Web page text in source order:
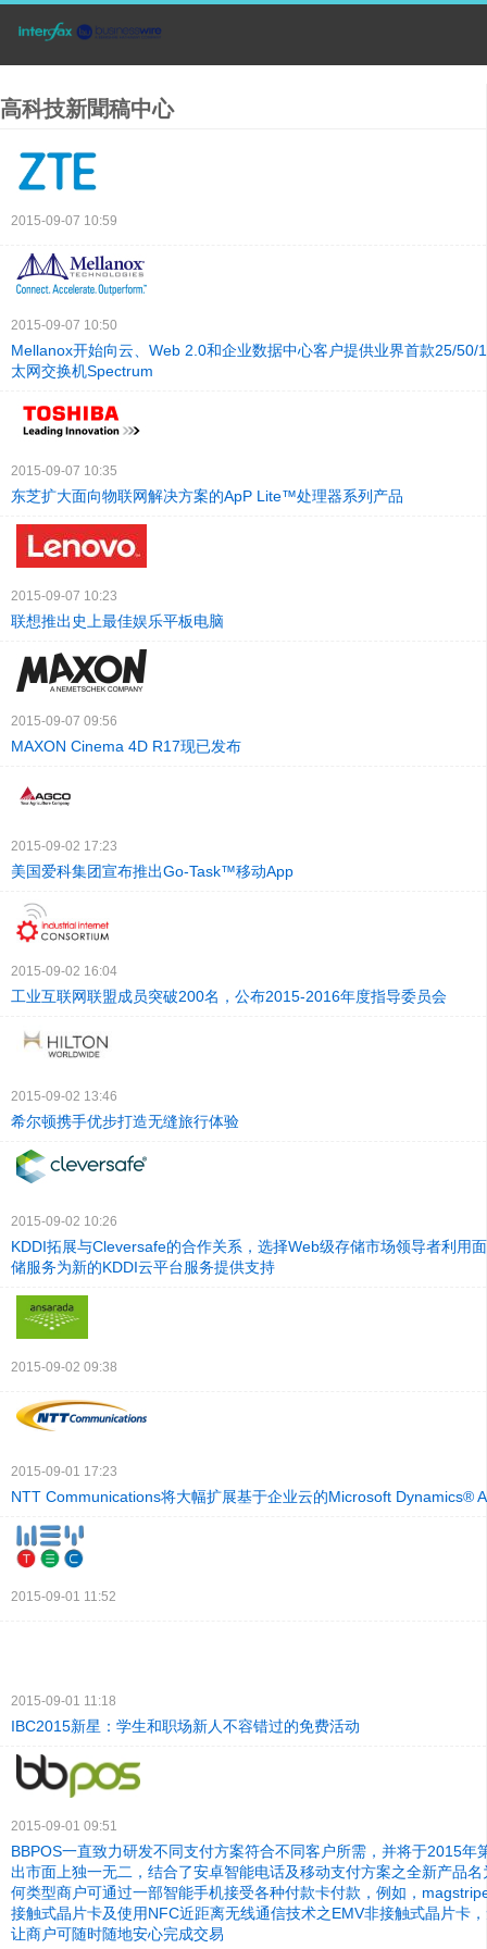
高科技新聞稿中心
2015-09-07 10:59
2015-09-07 10:50
Mellanox开始向云、Web 2.0和企业数据中心客户提供业界首款25/50/
太网交换机Spectrum
2015-09-07 10:35
东芝扩大面向物联网解决方案的ApP Lite™处理器系列产品
2015-09-07 10:23
联想推出史上最佳娱乐平板电脑
2015-09-07 09:56
MAXON Cinema 4D R17现已发布
2015-09-02 17:23
美国爱科集团宣布推出Go-Task™移动App
2015-09-02 16:04
工业互联网联盟成员突破200名，公布2015-2016年度指导委员会
2015-09-02 13:46
希尔顿携手优步打造无缝旅行体验
2015-09-02 10:26
KDDI拓展与Cleversafe的合作关系，选择Web级存储市场领导者利用
储服务为新的KDDI云平台服务提供支持
2015-09-02 09:38
2015-09-01 17:23
NTT Communications将大幅扩展基于企业云的Microsoft Dynamics®
2015-09-01 11:52
2015-09-01 11:18
IBC2015新星：学生和职场新人不容错过的免费活动
2015-09-01 09:51
BBPOS一直致力研发不同支付方案符合不同客户所需，并将于2015年
出市面上独一无二，结合了安卓智能电话及移动支付方案之全新产品
何类型商户可通过一部智能手机接受各种付款卡付款，例如，
接触式晶片卡及使用NFC近距离无线通信技术之EMV非接触式晶片卡
让商户可随时随地安心完成交易